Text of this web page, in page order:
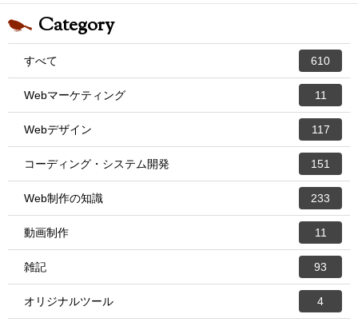
Category
すべて 610
Webマーケティング 11
Webデザイン 117
コーディング・システム開発 151
Web制作の知識 233
動画制作 11
雑記 93
オリジナルツール 4